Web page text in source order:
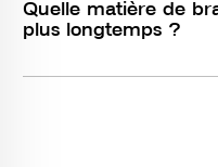
Quelle matière de
plus longtemps ?